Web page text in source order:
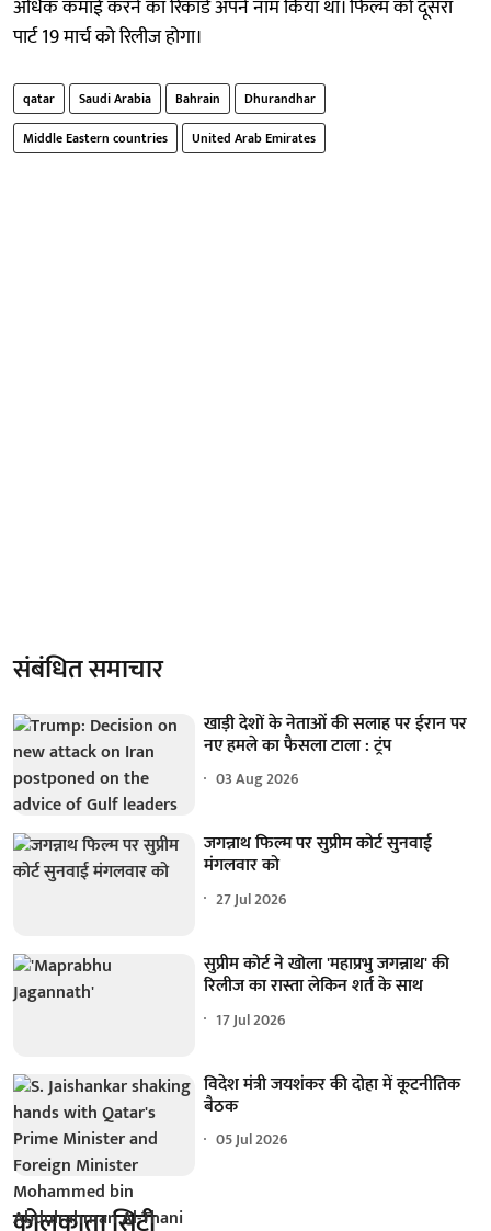
अधिक कमाई करने का रिकॉर्ड अपने नाम किया था। फिल्म को दूसरा
पार्ट 19 मार्च को रिलीज होगा।
qatar Saudi Arabia Bahrain
Dhurandhar
Middle Eastern countries
United Arab Emirates
संबंधित समाचार
खाड़ी देशों के नेताओं की सलाह पर ईरान पर
नए हमले का फैसला टाला : ट्रंप
03 Aug 2026
जगन्नाथ फिल्म पर सुप्रीम कोर्ट सुनवाई
मंगलवार को
27 Jul 2026
सुप्रीम कोर्ट ने खोला 'महाप्रभु जगन्नाथ' की
रिलीज का रास्ता लेकिन शर्त के साथ
17 Jul 2026
विदेश मंत्री जयशंकर की दोहा में कूटनीतिक
बैठक
05 Jul 2026